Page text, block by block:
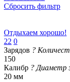
Сбросить фильтр
Отдыхаем хорошо!
22 0
Зарядов ?
150
Калибр ? Диаметр
20 мм